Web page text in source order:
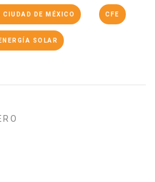
DE MÉXICO CFE
SOLAR